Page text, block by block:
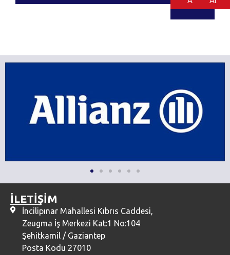
İLETİŞİM
İncilipınar Mahallesi Kıbrıs Caddesi,
Zeugma İş Merkezi Kat:1 No:104
Şehitkamil / Gaziantep
Posta Kodu 27010